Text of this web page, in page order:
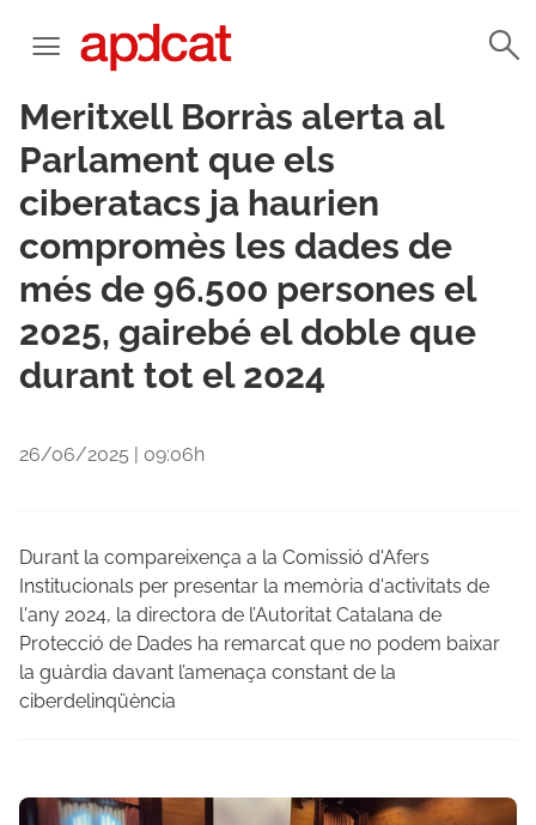
Meritxell Borràs alerta al
Parlament que els
ciberatacs ja haurien
compromès les dades de
més de 96.500 persones el
2025, gairebé el doble que
durant tot el 2024
26/06/2025 | 09:06h
Durant la compareixença a la Comissió d'Afers
Institucionals per presentar la memòria d'activitats de
l'any 2024, la directora de l’Autoritat Catalana de
Protecció de Dades ha remarcat que no podem baixar
la guàrdia davant l’amenaça constant de la
ciberdelinqüència